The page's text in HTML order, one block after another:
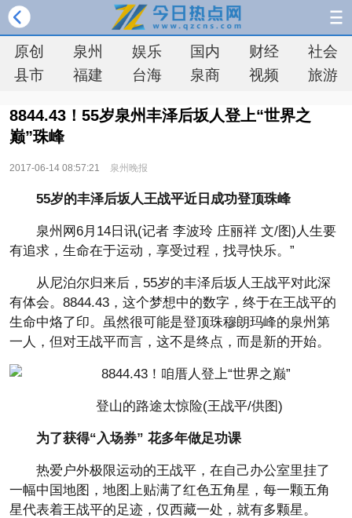
原创 泉州 娱乐 国内 财经
社会
县市
福建 台海 泉商 视频 旅游
8844.43！55岁泉州丰泽后坂人登上“世界之
巅”珠峰
2017-06-14 08:57:21 泉州晚报
55岁的丰泽后坂人王战平近日成功登顶珠峰
泉州网6月14日讯(记者 李波玲 庄丽祥 文/图)人生要
有追求，生命在于运动，享受过程，找寻快乐。”
从尼泊尔归来后，55岁的丰泽后坂人王战平对此深
有体会。8844.43，这个梦想中的数字，终于在王战平的
生命中烙了印。虽然很可能是登顶珠穆朗玛峰的泉州第
一人，但对王战平而言，这不是终点，而是新的开始。
登山的路途太惊险(王战平/供图)
为了获得“入场券” 花多年做足功课
热爱户外极限运动的王战平，在自己办公室里挂了
一幅中国地图，地图上贴满了红色五角星，每一颗五角
星代表着王战平的足迹，仅西藏一处，就有多颗星。